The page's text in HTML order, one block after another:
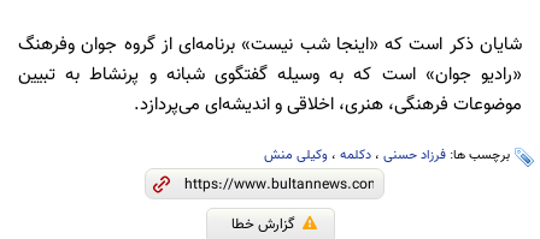
شایان ذکر است که «اینجا شب نیست» برنامه‌ای از گروه جوان وفرهنگ
«رادیو جوان» است که به وسیله گفتگوی شبانه و پرنشاط به تبیین
موضوعات فرهنگی، هنری، اخلاقی و اندیشه‌ای می‌پردازد.
برچسب ها: فرزاد حسنی ، دکلمه ، وکیلی منش
گزارش خطا